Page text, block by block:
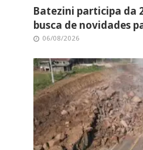
Batezini participa da
busca de novidades
06/08/2026